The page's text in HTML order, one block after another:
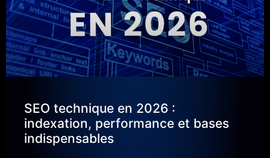
SEO technique en 2026 :
indexation, performance et bases
indispensables